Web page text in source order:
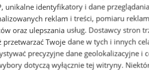
unikalne identyfikatory i dane
reklam i treści, pomiaru
oraz ulepszania usług. Dostawcy stron
przetwarzać Twoje dane w tych i innych
precyzyjne dane geolokalizacyjne i
dotyczą wyłącznie tej witryny.